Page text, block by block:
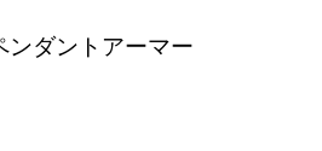
ンダントアーマー